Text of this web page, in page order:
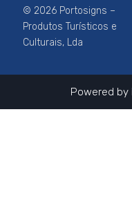
b
o
o
k
a
g
r
a
m
© 2026 Portosigns –
Produtos Turísticos e
Culturais, Lda
Powered by